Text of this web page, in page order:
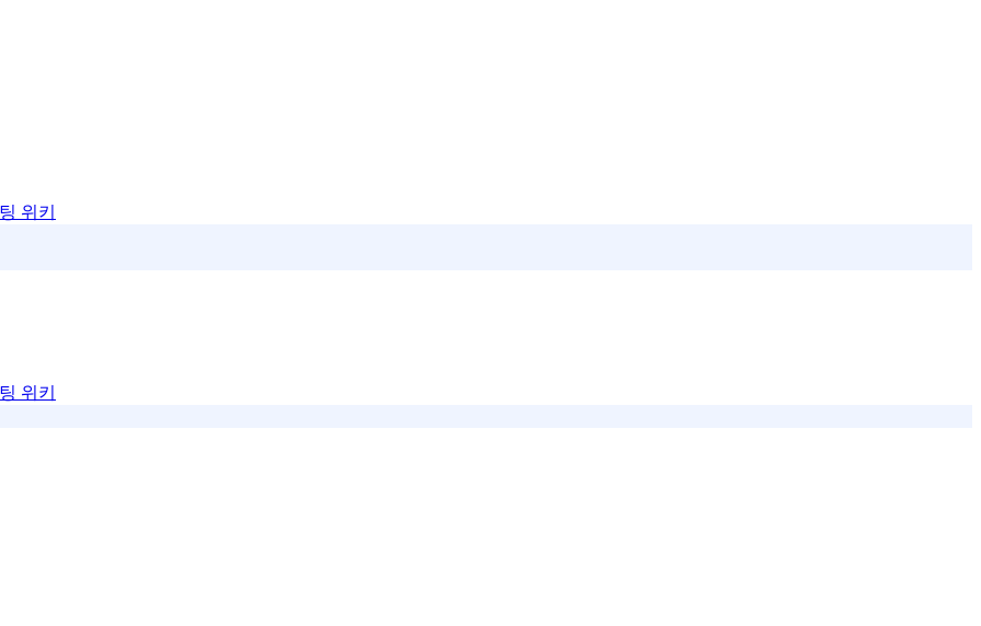
위키
위키